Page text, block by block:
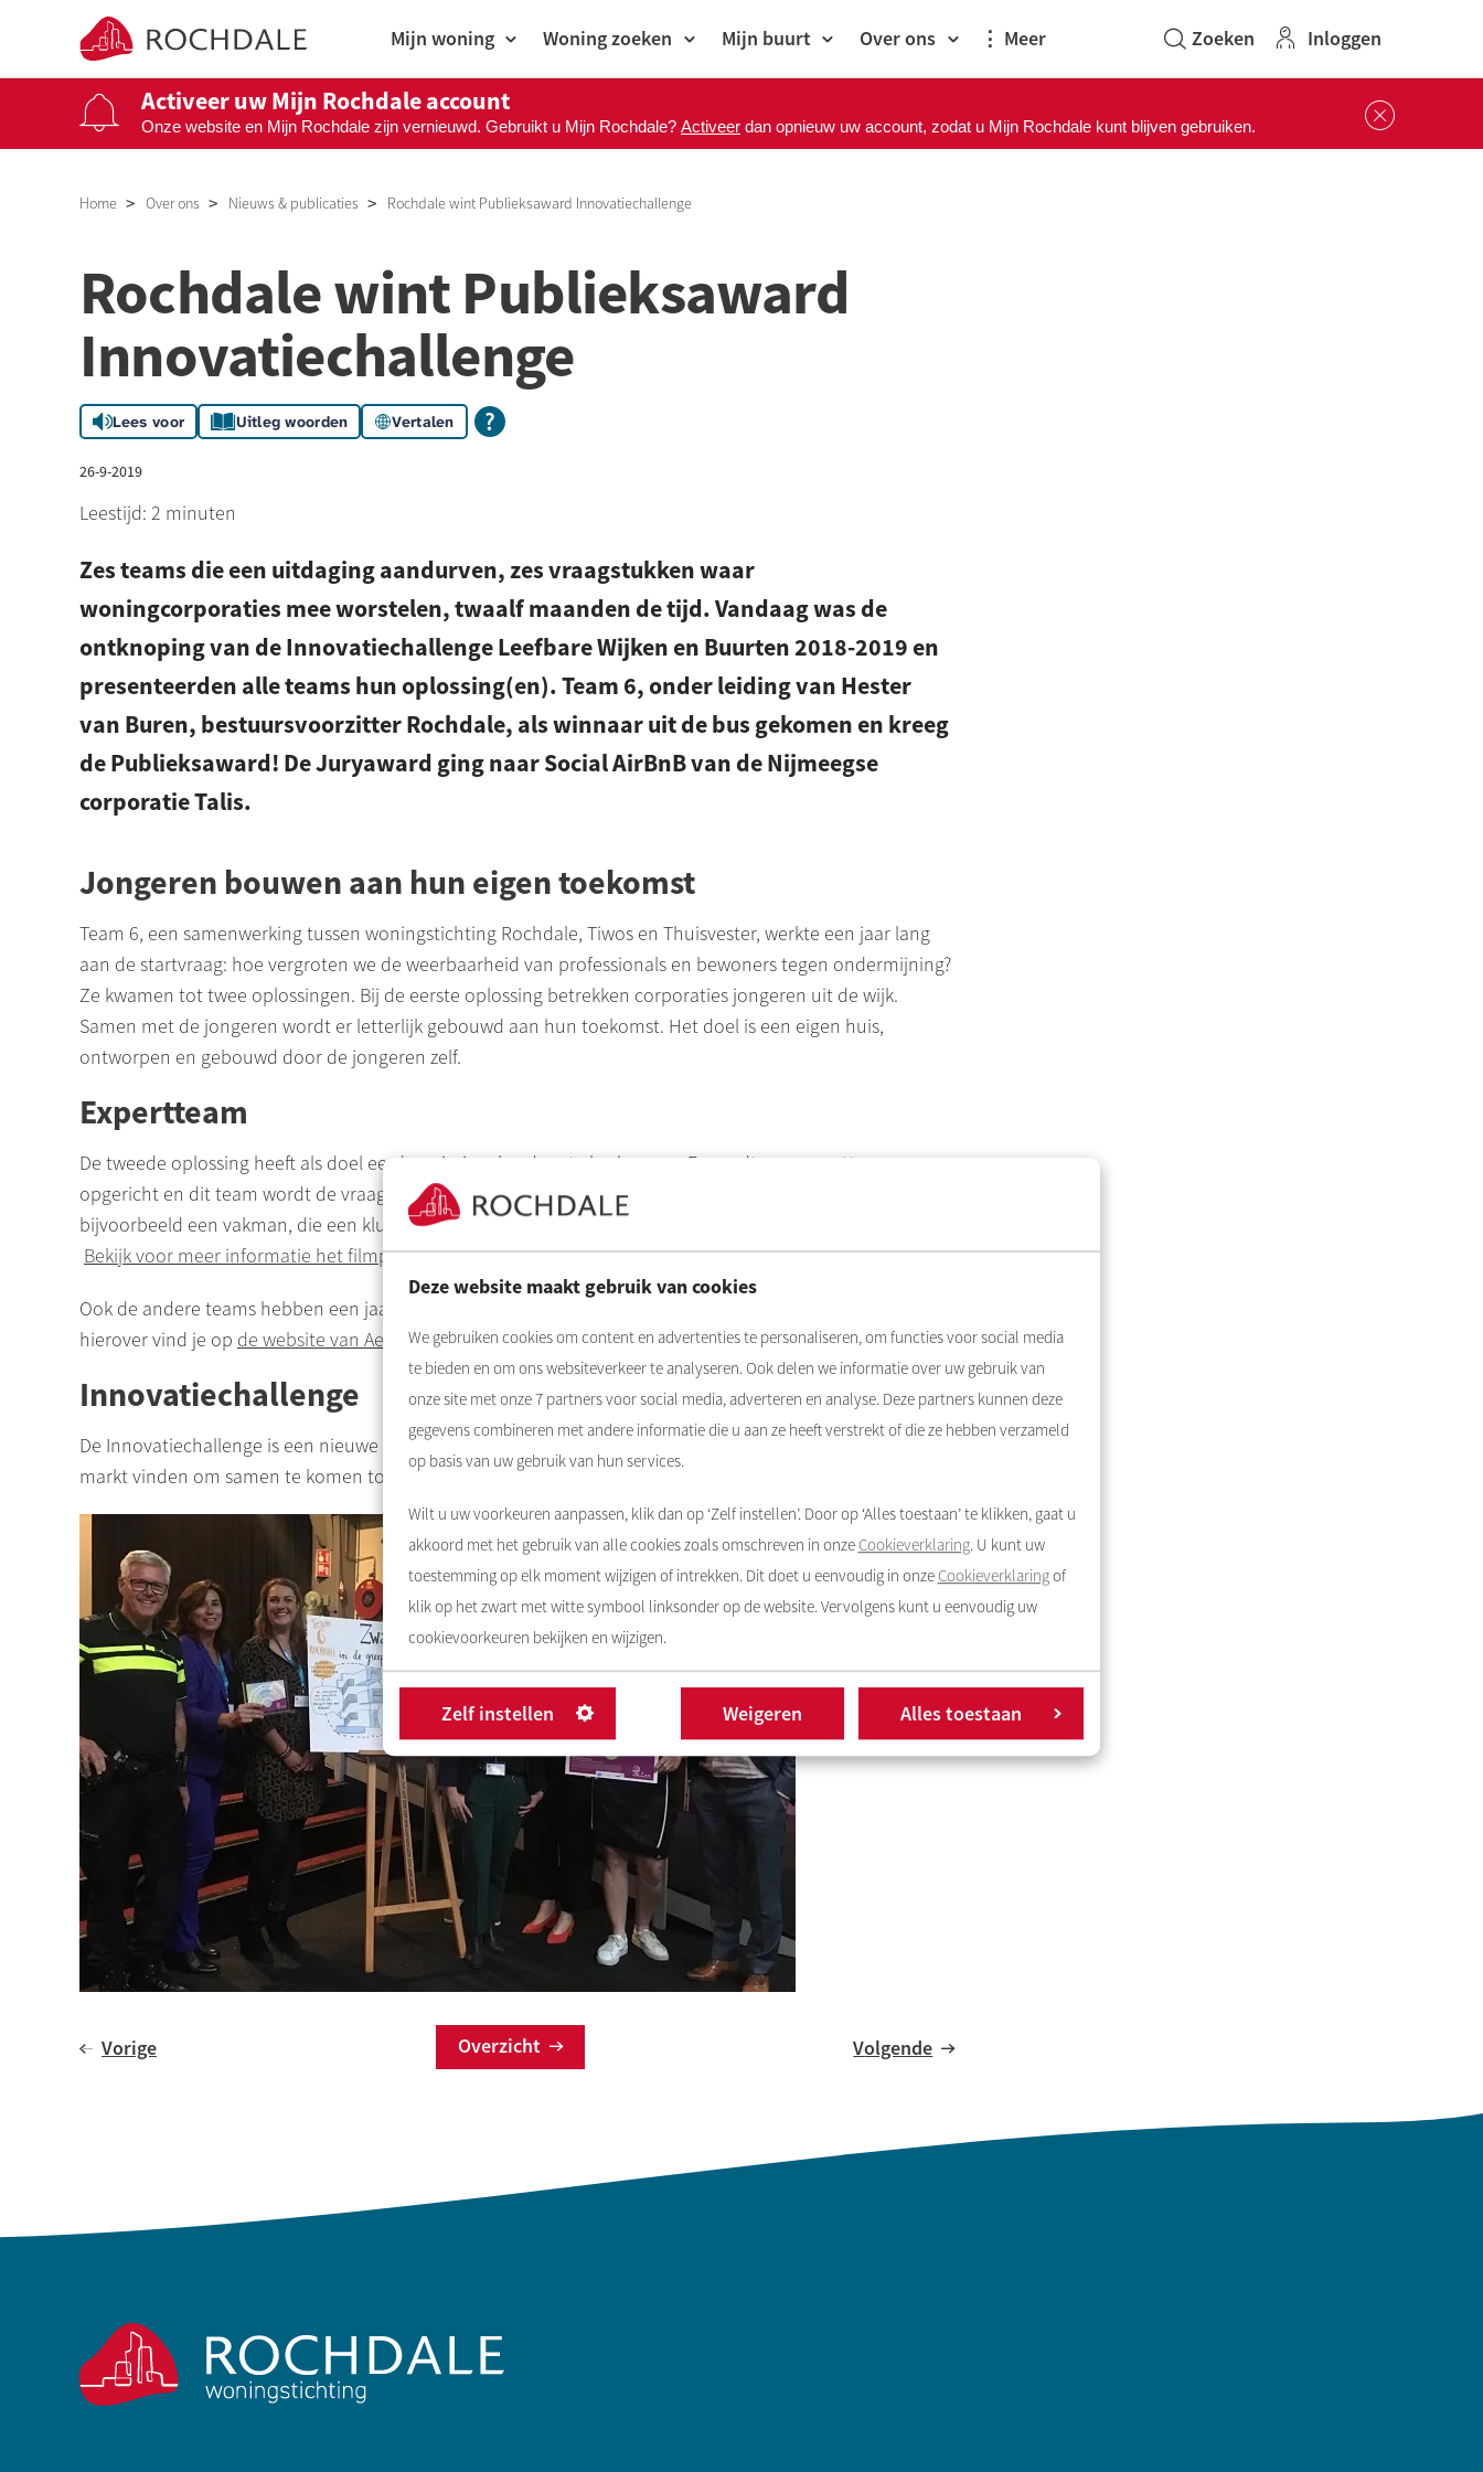
Deze website maakt gebruik van cookies
We gebruiken cookies om content en advertenties te personaliseren, om functies voor social media
te bieden en om ons websiteverkeer te analyseren. Ook delen we informatie over uw gebruik van
onze site met onze7 partners voor social media, adverteren en analyse. Deze partners kunnen deze
gegevens combineren met andere informatie die u aan ze heeft verstrekt of die ze hebben verzameld
op basis van uw gebruik van hun services.
Wilt u uw voorkeuren aanpassen, klik dan op ‘Zelf instellen’. Door op ‘Alles toestaan’ te klikken, gaat u
akkoord met het gebruik van alle cookies zoals omschreven in onze Cookieverklaring. U kunt uw
toestemming op elk moment wijzigen of intrekken. Dit doet u eenvoudig in onze Cookieverklaringof
klik op het zwart met witte symbool linksonder op de website. Vervolgens kunt u eenvoudig uw
cookievoorkeuren bekijken en wijzigen.
Zelf instellen Weigeren Alles toestaan
Naar de homepage Mijn woning Woning zoeken Mijn buurt Over ons Meer Inloggen
Activeer uw Mijn Rochdale account
Onze website en Mijn Rochdale zijn vernieuwd. Gebruikt u Mijn Rochdale? Activeer dan opnieuw uw account, zodat u Mijn Rochdale kunt blijven gebruiken.
Home Over ons Nieuws & publicaties Rochdale wint Publieksaward Innovatiechallenge
Rochdale wint Publieksaward
Innovatiechallenge
Lees voor Uitleg woorden Vertalen
26-9-2019
Leestijd: 2 minuten
Zes teams die een uitdaging aandurven, zes vraagstukken waar
woningcorporaties mee worstelen, twaalf maanden de tijd. Vandaag was de
ontknoping van de Innovatiechallenge Leefbare Wijken en Buurten 2018-2019 en
presenteerden alle teams hun oplossing(en). Team 6, onder leiding van Hester
van Buren, bestuursvoorzitter Rochdale, als winnaar uit de bus gekomen en kreeg
de Publieksaward! De Juryaward ging naar Social AirBnB van de Nijmeegse
corporatie Talis.
Jongeren bouwen aan hun eigen toekomst
Team 6, een samenwerking tussen woningstichting Rochdale, Tiwos en Thuisvester, werkte een jaar lang
aan de startvraag: hoe vergroten we de weerbaarheid van professionals en bewoners tegen ondermijning?
Ze kwamen tot twee oplossingen. Bij de eerste oplossing betrekken corporaties jongeren uit de wijk.
Samen met de jongeren wordt er letterlijk gebouwd aan hun toekomst. Het doel is een eigen huis,
ontworpen en gebouwd door de jongeren zelf.
Expertteam
De tweede oplossing heeft als doel eerder crimineel gedrag te herkennen. Er wordt een expertteam
opgericht en dit team wordt de vraagbaak voor de hele organisatie en organiseert workshops. Zo kan
bijvoorbeeld een vakman, die een klus uitvoert en iets verdachts ziet, ergens met zijn vragen terecht.
Bekijk voor meer informatie het filmpje.
Ook de andere teams hebben een jaar lang gewerkt aan een oplossing voor de startvraag. Meer informatie
hierover vind je op de website van Aedes.
Innovatiechallenge
De Innovatiechallenge is een nieuwe aanpak waarin corporatiebestuurders elkaar, de wetenschap en de
markt vinden om samen te komen tot vernieuwende oplossingen voor leefbare wijken.
Volgende
Overzicht
Vorige